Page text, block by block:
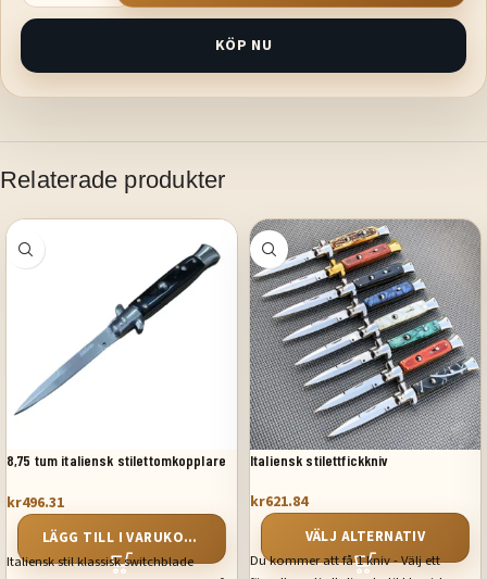
KÖP NU
Relaterade produkter
8,75 tum italiensk stilettomkopplare
kr496.31
LÄGG TILL I VARUKORG
Italiensk stil klassisk switchblade
Italiensk stilettfickkniv
kr621.84
VÄLJ ALTERNATIV
Du kommer att få 1 kniv - Välj ett